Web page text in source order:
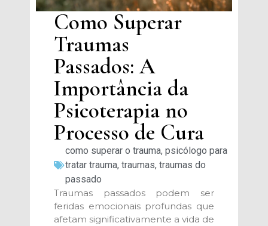
Como Superar
Traumas
Passados: A
Importância da
Psicoterapia no
Processo de Cura
como superar o trauma, psicólogo para
tratar trauma, traumas, traumas do
passado
Traumas passados podem ser
feridas emocionais profundas que
afetam significativamente a vida de